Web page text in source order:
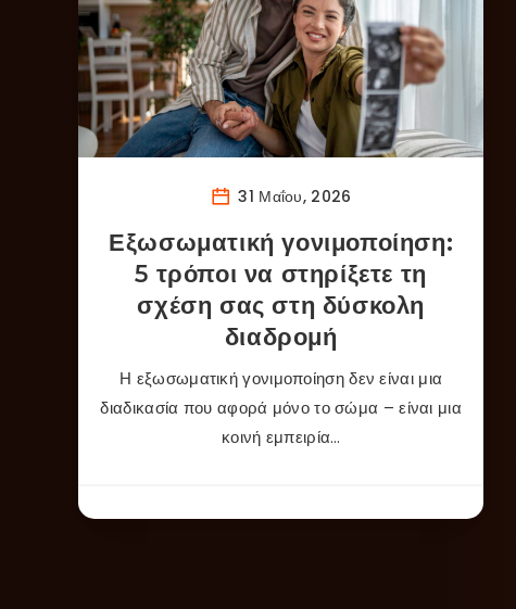
31 Μαΐου, 2026
Εξωσωματική γονιμοποίηση:
5 τρόποι να στηρίξετε τη
σχέση σας στη δύσκολη
διαδρομή
Η εξωσωματική γονιμοποίηση δεν είναι μια
διαδικασία που αφορά μόνο το σώμα – είναι μια
κοινή εμπειρία…